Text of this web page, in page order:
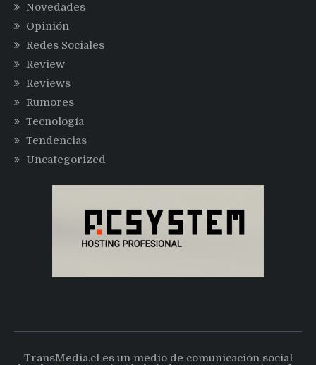
Novedades
Opinión
Redes Sociales
Review
Reviews
Rumores
Tecnología
Tendencias
Uncategorized
TransMedia.cl es un medio de comunicación social